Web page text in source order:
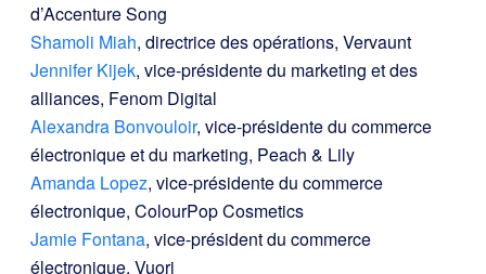
d’Accenture Song
Shamoli Miah, directrice des opérations, Vervaunt
Jennifer Kijek, vice-présidente du marketing et des
alliances, Fenom Digital
Alexandra Bonvouloir, vice-présidente du commerce
électronique et du marketing, Peach & Lily
Amanda Lopez, vice-présidente du commerce
électronique, ColourPop Cosmetics
Jamie Fontana, vice-président du commerce
électronique, Vuori